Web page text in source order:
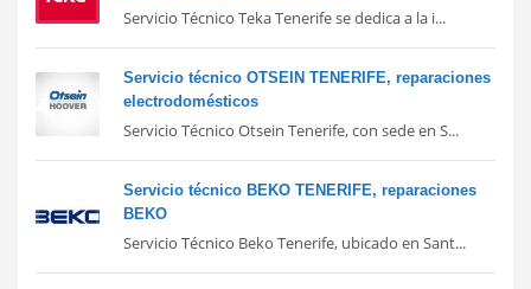
Servicio Técnico Teka Tenerife se dedica a la i...
Servicio técnico OTSEIN TENERIFE, reparaciones
electrodomésticos
Servicio Técnico Otsein Tenerife, con sede en S...
Servicio técnico BEKO TENERIFE, reparaciones
BEKO
Servicio Técnico Beko Tenerife, ubicado en Sant...